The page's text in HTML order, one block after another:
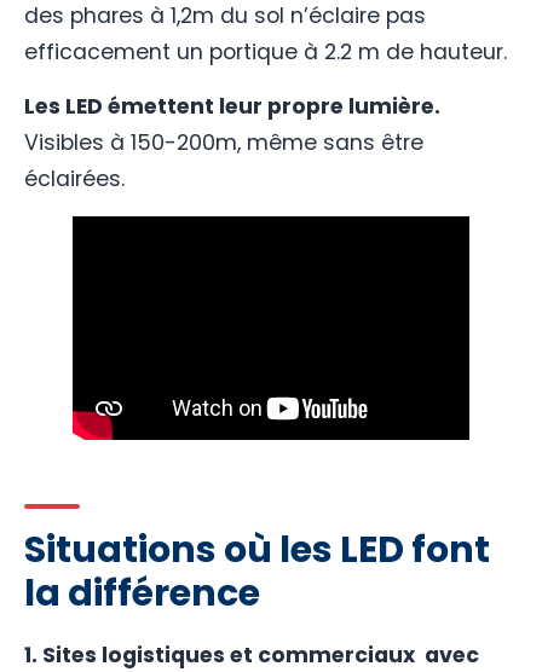
des phares à 1,2m du sol n’éclaire pas
efficacement un portique à 2.2 m de hauteur.
Les LED émettent leur propre lumière.
Visibles à 150-200m, même sans être
éclairées.
Situations où les LED font
la différence
1. Sites logistiques et commerciaux avec